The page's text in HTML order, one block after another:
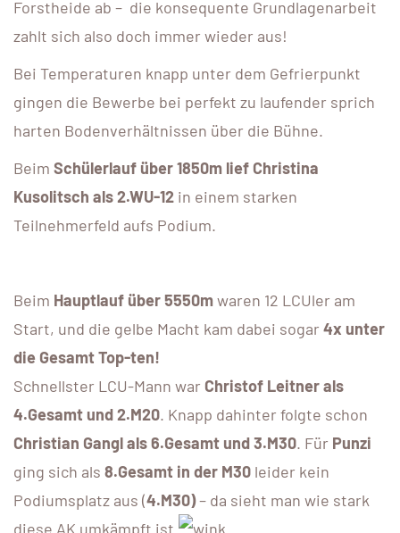
Forstheide ab – die konsequente Grundlagenarbeit
zahlt sich also doch immer wieder aus!
Bei Temperaturen knapp unter dem Gefrierpunkt
gingen die Bewerbe bei perfekt zu laufender sprich
harten Bodenverhältnissen über die Bühne.
Beim Schülerlauf über 1850m lief Christina
Kusolitsch als 2.WU-12 in einem starken
Teilnehmerfeld aufs Podium.
Beim Hauptlauf über 5550mwaren 12 LCUler am
Start, und die gelbe Macht kam dabei sogar 4x unter
die Gesamt Top-ten!
Schnellster LCU-Mann war Christof Leitner als
4.Gesamt und 2.M20. Knapp dahinter folgte schon
Christian Gangl als 6.Gesamt und 3.M30. Für Punzi
ging sich als 8.Gesamt in der M30 leider kein
Podiumsplatz aus (4.M30)– da sieht man wie stark
diese AK umkämpft ist.